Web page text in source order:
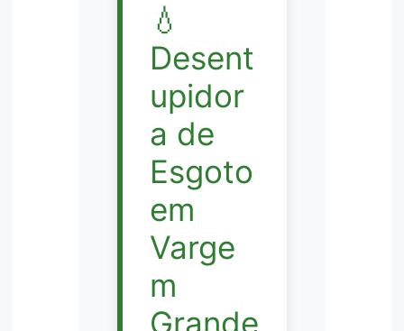
💧
Desent
upidor
a de
Esgoto
em
Varge
m
Grande